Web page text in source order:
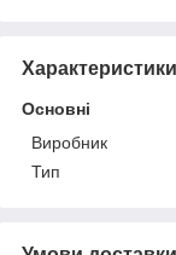
Характеристики
Основні
Виробник
Тип